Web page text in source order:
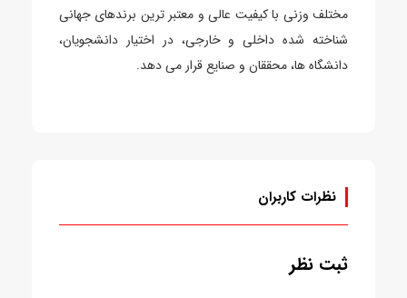
مختلف وزنی با کیفیت عالی و معتبر ترین برند‌های جهانی
شناخته شده داخلی و خارجی، در اختیار دانشجویان،
دانشگاه ها، محققان و صنایع قرار می دهد.
نظرات کاربران
ثبت نظر